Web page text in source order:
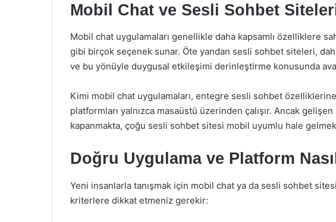
Mobil Chat ve Sesli Sohbet
Mobil chat uygulamaları genellikle daha kapsamlı özelliklere
gibi birçok seçenek sunar. Öte yandan sesli sohbet siteleri,
ve bu yönüyle duygusal etkileşimi derinleştirme konusunda
Kimi mobil chat uygulamaları, entegre sesli sohbet
platformları yalnızca masaüstü üzerinden çalışır. Ancak
kapanmakta, çoğu sesli sohbet sitesi mobil uyumlu hale
Doğru Uygulama ve Platform
Yeni insanlarla tanışmak için mobil chat ya da sesli sohbet
kriterlere dikkat etmeniz gerekir: